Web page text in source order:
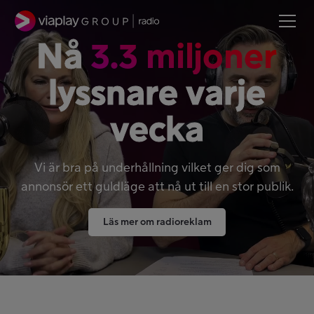
Nå 3.3 miljoner
lyssnare varje
vecka
Vi är bra på underhållning vilket ger dig som
annonsör ett guldläge att nå ut till en stor publik.
Läs mer om radioreklam